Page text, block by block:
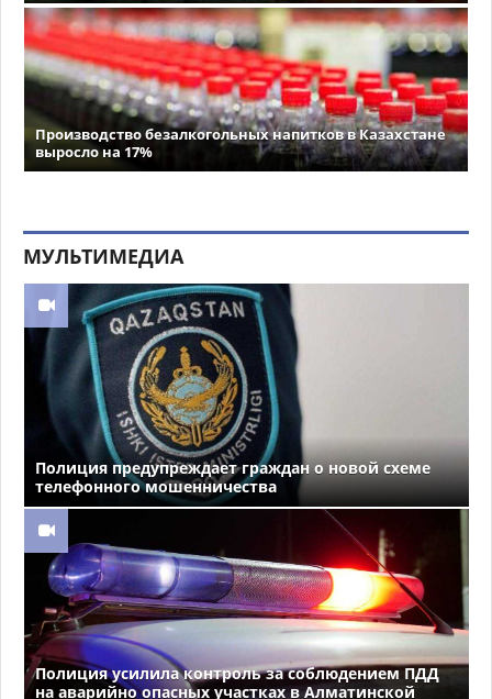
Производство безалкогольных напитков в Казахстане
выросло на 17%
МУЛЬТИМЕДИА
Полиция предупреждает граждан о новой схеме
телефонного мошенничества
Полиция усилила контроль за соблюдением ПДД
на аварийно опасных участках в Алматинской